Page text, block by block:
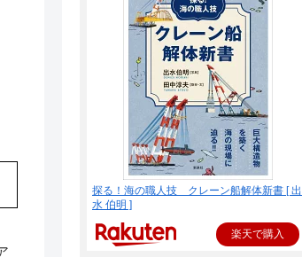
探る！海の職人技 クレーン船解体新書 [ 出
水 伯明 ]
楽天で購入